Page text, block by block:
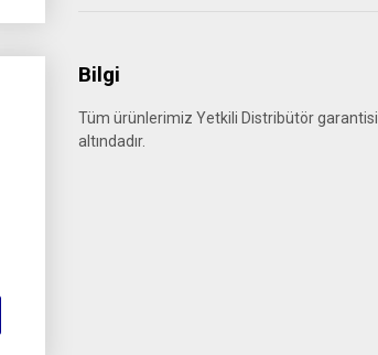
Bilgi
Tüm ürünlerimiz Yetkili Distribütör garantisi
altındadır.